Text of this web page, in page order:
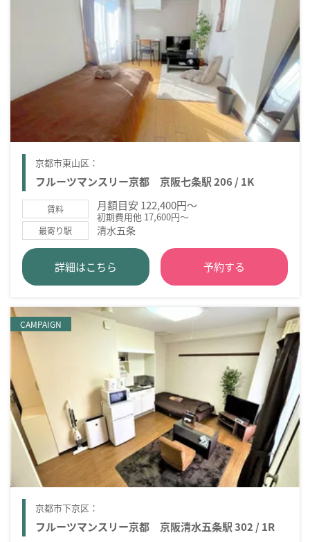
京都市東山区：
フルーツマンスリー京都 京阪七条駅 206 / 1K
賃料 月額目安 122,400円～
初期費用他 17,600円～
最寄り駅 清水五条
詳細はこちら 予約する
CAMPAIGN
京都市下京区：
フルーツマンスリー京都 京阪清水五条駅 302 / 1R